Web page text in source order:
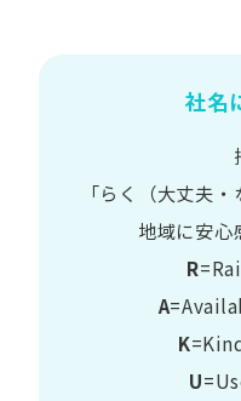
社名
「らく​（大丈夫
地域に​安心
R
A
K
U